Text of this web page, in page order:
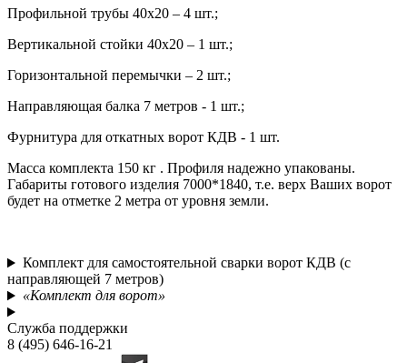
Профильной трубы 40х20 – 4 шт.;
Вертикальной стойки 40х20 – 1 шт.;
Горизонтальной перемычки – 2 шт.;
Направляющая балка 7 метров - 1 шт.;
Фурнитура для откатных ворот КДВ - 1 шт.
Масса комплекта 150 кг . Профиля надежно упакованы.
Габариты готового изделия 7000*1840, т.е. верх Ваших ворот
будет на отметке 2 метра от уровня земли.
Комплект для самостоятельной сварки ворот КДВ (с
направляющей 7 метров)
«Комплект для ворот»
Служба поддержки
8 (495) 646-16-21